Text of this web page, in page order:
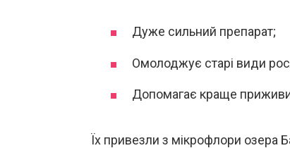
Дуже сильний препарат;
Омолоджує старі види
Допомагає краще
Їх привезли з мікрофлори озера